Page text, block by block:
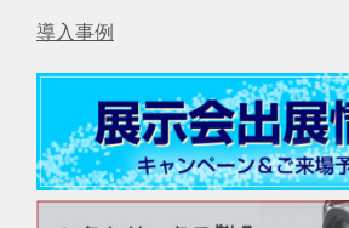
導入事例